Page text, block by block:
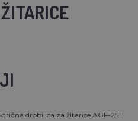
drobilica za žitarice AGF-25 |